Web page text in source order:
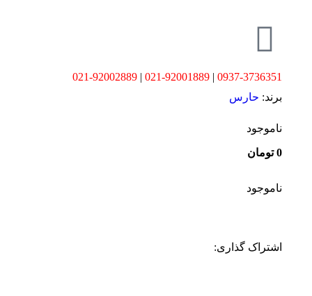
0937-3736351
|
021-92001889
|
021-92002889
برند:حارس
ناموجود
تومان
ناموجود
اشتراک گذاری: